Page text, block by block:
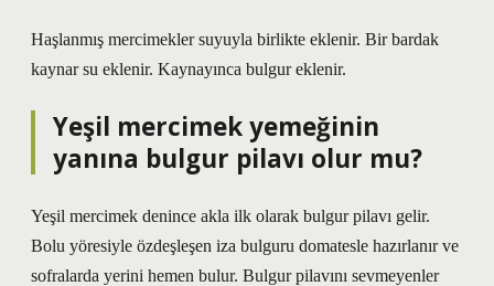
Haşlanmış mercimekler suyuyla birlikte eklenir. Bir bardak
kaynar su eklenir. Kaynayınca bulgur eklenir.
Yeşil mercimek yemeğinin
yanına bulgur pilavı olur mu?
Yeşil mercimek denince akla ilk olarak bulgur pilavı gelir.
Bolu yöresiyle özdeşleşen iza bulguru domatesle hazırlanır ve
sofralarda yerini hemen bulur. Bulgur pilavını sevmeyenler